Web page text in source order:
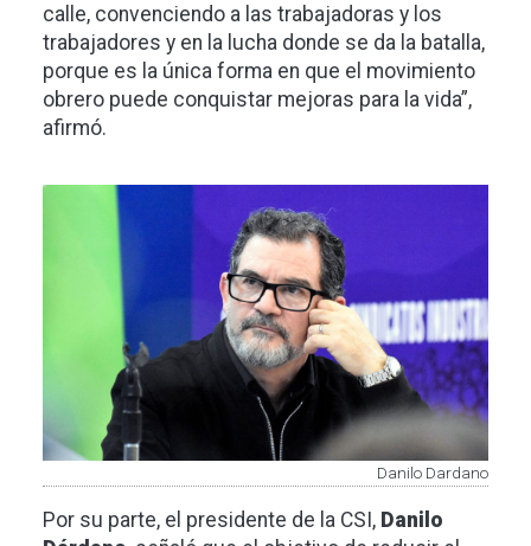
calle, convenciendo a las trabajadoras y los
trabajadores y en la lucha donde se da la batalla,
porque es la única forma en que el movimiento
obrero puede conquistar mejoras para la vida”,
afirmó.
Imagen
Danilo Dardano
Por su parte, el presidente de la CSI, Danilo